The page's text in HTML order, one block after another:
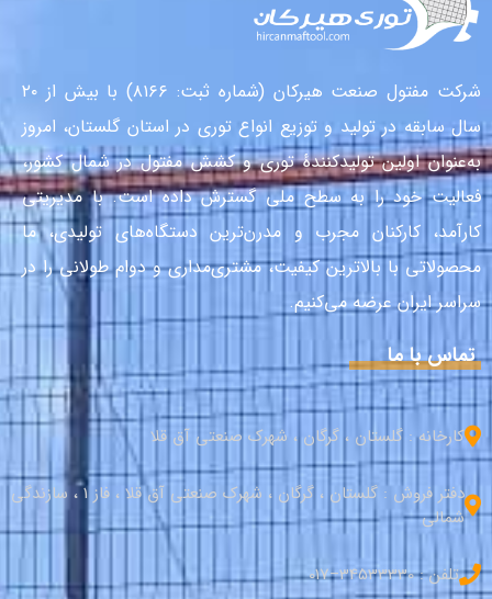
شرکت مفتول صنعت هیرکان (شماره ثبت: ۸۱۶۶) با بیش از ۲۰
سال سابقه در تولید و توزیع انواع توری در استان گلستان، امروز
به‌عنوان اولین تولیدکنندهٔ توری و کشش مفتول در شمال کشور،
فعالیت خود را به سطح ملی گسترش داده است. با مدیریتی
کارآمد، کارکنان مجرب و مدرن‌ترین دستگاه‌های تولیدی، ما
محصولاتی با بالاترین کیفیت، مشتری‌مداری و دوام طولانی را در
سراسر ایران عرضه می‌کنیم.
تماس با ما
کارخانه : گلستان ، گرگان ، شهرک صنعتی آق قلا
دفتر فروش : گلستان ، گرگان ، شهرک صنعتی آق قلا ، فاز 1 ، سازندگی
شمالی
تلفن : 34533330–017